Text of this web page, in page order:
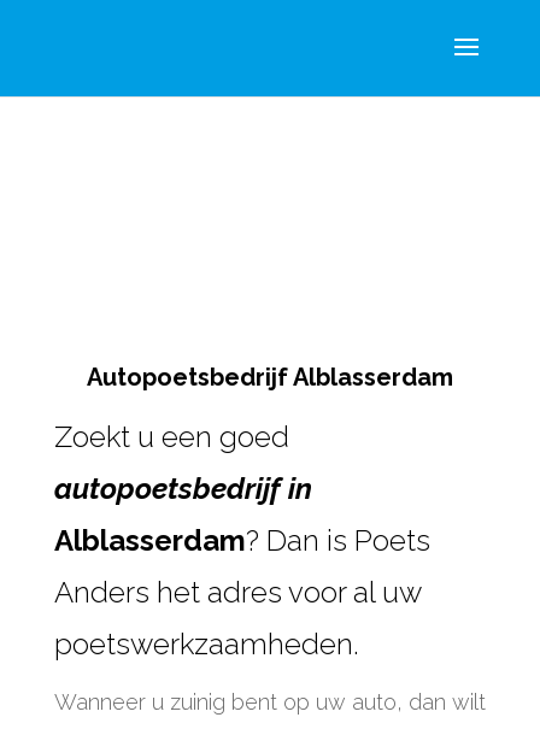
Autopoetsbedrijf Alblasserdam
Zoekt u een goed
autopoetsbedrijf in
Alblasserdam? Dan is Poets
Anders het adres voor al uw
poetswerkzaamheden.
Wanneer u zuinig bent op uw auto, dan wilt